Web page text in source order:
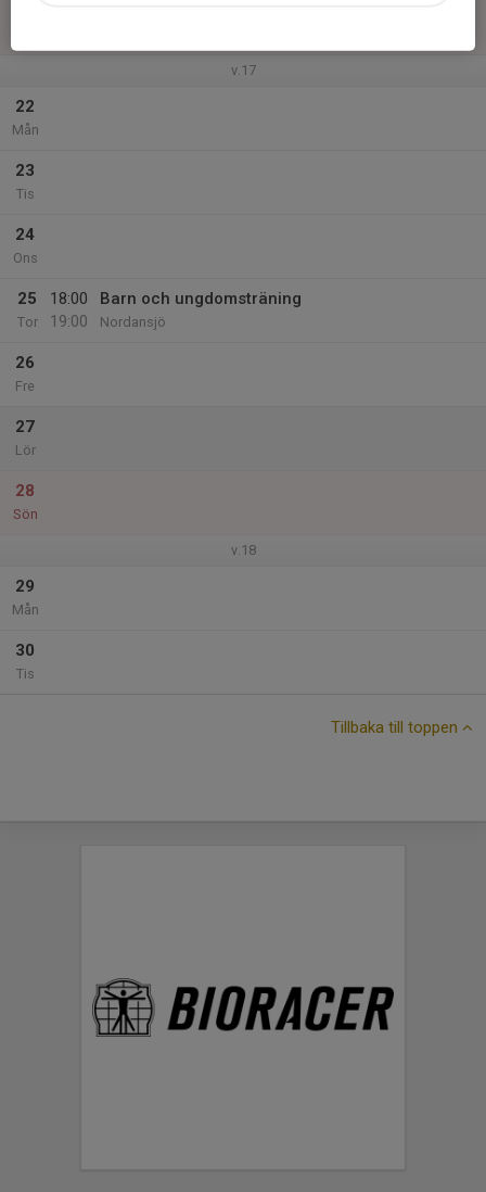
v.17
22
Mån
23
Tis
24
Ons
25
Tor
18:00
19:00
Barn och ungdomsträning
Nordansjö
26
Fre
27
Lör
28
Sön
v.18
29
Mån
30
Tis
Tillbaka till toppen